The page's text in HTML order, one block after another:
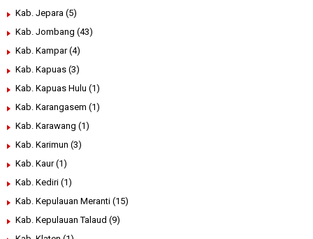
Kab. Jepara (5)
Kab. Jombang (43)
Kab. Kampar (4)
Kab. Kapuas (3)
Kab. Kapuas Hulu (1)
Kab. Karangasem (1)
Kab. Karawang (1)
Kab. Karimun (3)
Kab. Kaur (1)
Kab. Kediri (1)
Kab. Kepulauan Meranti (15)
Kab. Kepulauan Talaud (9)